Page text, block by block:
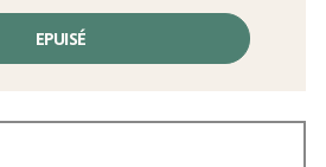
EPUISÉ